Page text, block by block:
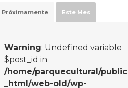
Próximamente Este Mes
Warning: Undefined variable
$post_id in
/home/parquecultural/public
_html/web-old/wp-